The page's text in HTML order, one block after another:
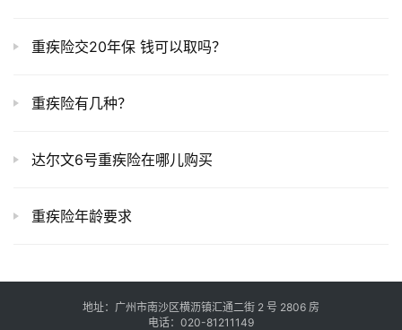
重疾险交20年保 钱可以取吗？
重疾险有几种？
达尔文6号重疾险在哪儿购买
重疾险年龄要求
地址：广州市南沙区横沥镇汇通二街 2 号 2806 房
电话：020-81211149